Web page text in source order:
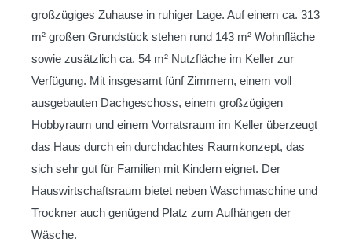
großzügiges Zuhause in ruhiger Lage. Auf einem ca. 313
m² großen Grundstück stehen rund 143 m² Wohnfläche
sowie zusätzlich ca. 54 m² Nutzfläche im Keller zur
Verfügung. Mit insgesamt fünf Zimmern, einem voll
ausgebauten Dachgeschoss, einem großzügigen
Hobbyraum und einem Vorratsraum im Keller überzeugt
das Haus durch ein durchdachtes Raumkonzept, das
sich sehr gut für Familien mit Kindern eignet. Der
Hauswirtschaftsraum bietet neben Waschmaschine und
Trockner auch genügend Platz zum Aufhängen der
Wäsche.